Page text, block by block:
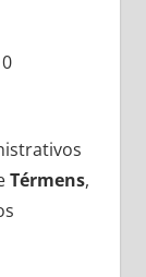
Térmens,